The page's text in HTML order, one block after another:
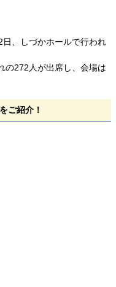
日、しづかホールで行われ
の272人が出席し、会場は
ご紹介！